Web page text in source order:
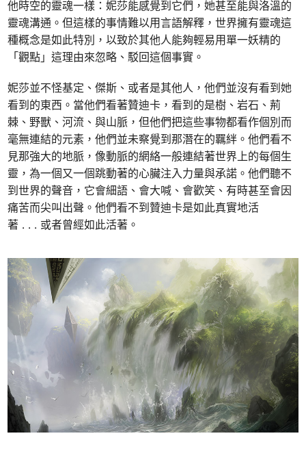
他時空的靈魂一樣：妮莎能感覺到它們，她甚至能與洛溫的
靈魂溝通。但這樣的事情難以用言語解釋，世界擁有靈魂這
種概念是如此特別，以致於其他人能夠輕易用單一妖精的
「觀點」這理由來忽略、駁回這個事實。
妮莎並不怪基定、傑斯、或者是其他人，他們並沒有看到她
看到的東西。當他們看著贊迪卡，看到的是樹、岩石、荊
棘、野獸、河流、與山脈，但他們把這些事物都看作個別而
毫無連結的元素，他們並未察覺到那潛在的羈絆。他們看不
見那強大的地脈，像動脈的網絡一般連結著世界上的每個生
靈，為一個又一個跳動著的心臟注入力量與承諾。他們聽不
到世界的聲音，它會細語、會大喊、會歡笑、有時甚至會因
痛苦而尖叫出聲。他們看不到贊迪卡是如此真實地活
著 . . . 或者曾經如此活著。